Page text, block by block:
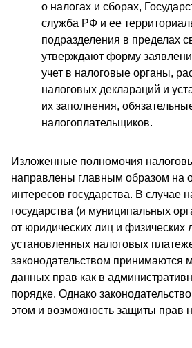
о налогах и сборах,
служба РФ и ее
подразделения в пределах
утверждают форму
учет в налоговые органы,
налоговых деклараций и
их заполнения,
налогоплательщиков.
Изложенные полномочия
направлены главным образом на
интересов государства. В случае
государства (и муниципальных
от юридических лиц и физических
установленных налоговых
законодательством принимаются
данных прав как в
порядке. Однако
этом и возможность защиты прав